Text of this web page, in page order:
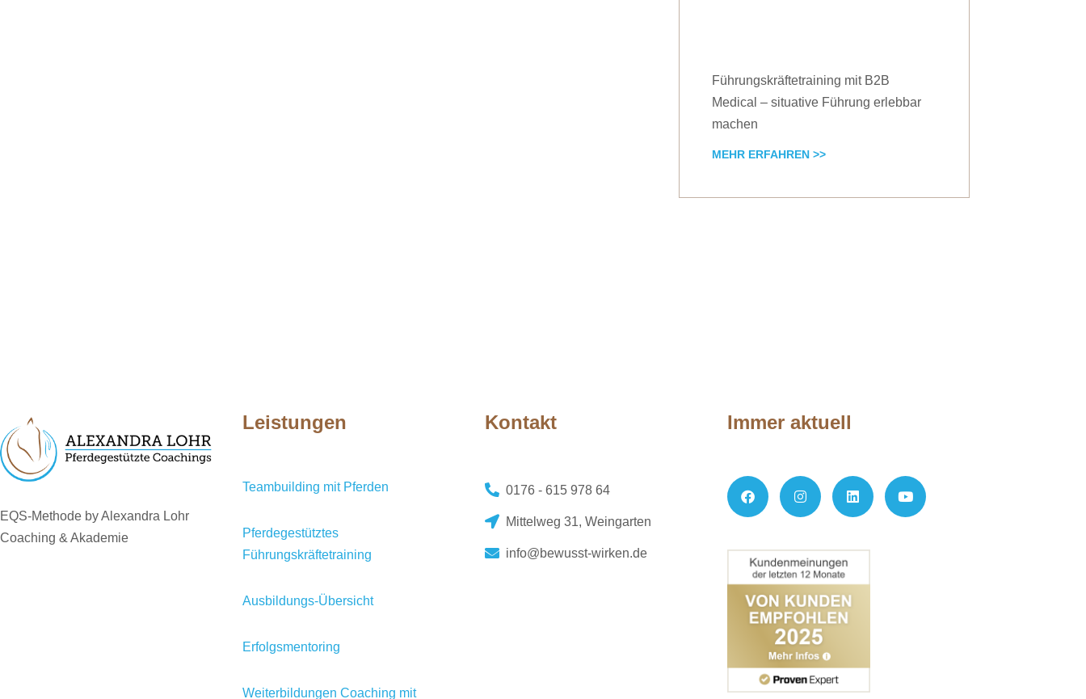
Führungskräftetraining mit B2B
Medical – situative Führung erlebbar
machen
MEHR ERFAHREN >>
EQS-Methode by Alexandra Lohr
Coaching & Akademie
Leistungen
Teambuilding mit Pferden
Pferdegestütztes
Führungskräftetraining
Ausbildungs-Übersicht
Erfolgsmentoring
Weiterbildungen Coaching mit
Kontakt
0176 - 615 978 64
Mittelweg 31, Weingarten
info@bewusst-wirken.de
Immer aktuell